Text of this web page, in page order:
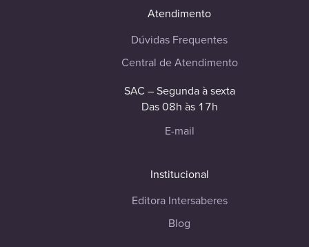
Atendimento
Dúvidas Frequentes
Central de Atendimento
SAC – Segunda à sexta
Das 08h às 17h
E-mail
Institucional
Editora Intersaberes
Blog